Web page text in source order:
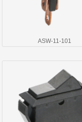
ASW-11-101